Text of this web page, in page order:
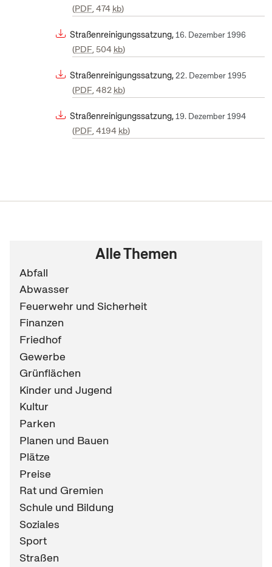
PDF, 474 kb
Straßenreinigungssatzung,16. Dezember 1996
PDF, 504 kb
Straßenreinigungssatzung,22. Dezember 1995
PDF, 482 kb
Straßenreinigungssatzung,19. Dezember 1994
PDF, 4194 kb
Alle Themen
Abfall
Abwasser
Feuerwehr und Sicherheit
Finanzen
Friedhof
Gewerbe
Grünflächen
Kinder und Jugend
Kultur
Parken
Planen und Bauen
Plätze
Preise
Rat und Gremien
Schule und Bildung
Soziales
Sport
Straßen